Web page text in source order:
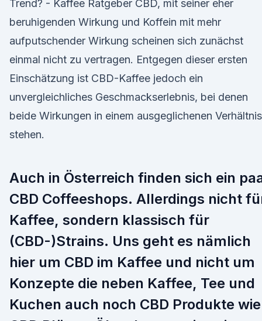
Trend? - Kaffee Ratgeber CBD, mit seiner eher
beruhigenden Wirkung und Koffein mit mehr
aufputschender Wirkung scheinen sich zunächst
einmal nicht zu vertragen. Entgegen dieser ersten
Einschätzung ist CBD-Kaffee jedoch ein
unvergleichliches Geschmackserlebnis, bei denen
beide Wirkungen in einem ausgeglichenen Verhältnis
stehen.
Auch in Österreich finden sich ein
CBD Coffeeshops. Allerdings nicht
Kaffee, sondern klassisch für
(CBD-)Strains. Uns geht es nämlich
hier um CBD im Kaffee und nicht um
Konzepte die neben Kaffee, Tee und
Kuchen auch noch CBD Produkte wie